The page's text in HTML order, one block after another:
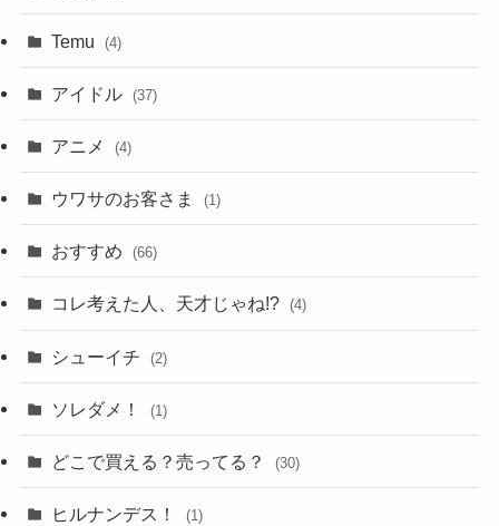
Temu (4)
アイドル (37)
アニメ (4)
ウワサのお客さま (1)
おすすめ (66)
コレ考えた人、天才じゃね!? (4)
シューイチ (2)
ソレダメ！ (1)
どこで買える？売ってる？ (30)
ヒルナンデス！ (1)